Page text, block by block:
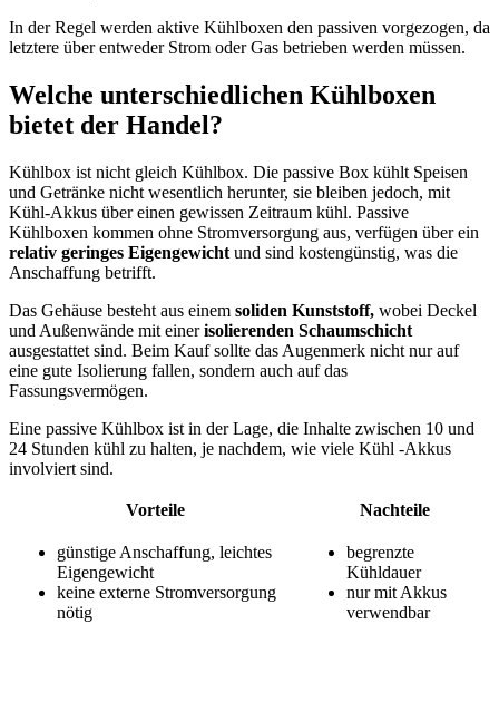
In der Regel werden aktive Kühlboxen den passiven vorgezogen, da
letztere über entweder Strom oder Gas betrieben werden müssen.
Welche unterschiedlichen Kühlboxen
bietet der Handel?
Kühlbox ist nicht gleich Kühlbox. Die passive Box kühlt Speisen
und Getränke nicht wesentlich herunter, sie bleiben jedoch, mit
Kühl-Akkus über einen gewissen Zeitraum kühl. Passive
Kühlboxen kommen ohne Stromversorgung aus, verfügen über ein
relativ geringes Eigengewicht und sind kostengünstig, was die
Anschaffung betrifft.
Das Gehäuse besteht aus einem soliden Kunststoff, wobei Deckel
und Außenwände mit einerisolierenden Schaumschicht
ausgestattet sind. Beim Kauf sollte das Augenmerk nicht nur auf
eine gute Isolierung fallen, sondern auch auf das
Fassungsvermögen.
Eine passive Kühlbox ist in der Lage, die Inhalte zwischen 10 und
24 Stunden kühl zu halten, je nachdem, wie viele Kühl -Akkus
involviert sind.
Vorteile Nachteile
günstige Anschaffung, leichtes
Eigengewicht
keine externe Stromversorgung
nötig
begrenzte
Kühldauer
nur mit Akkus
verwendbar